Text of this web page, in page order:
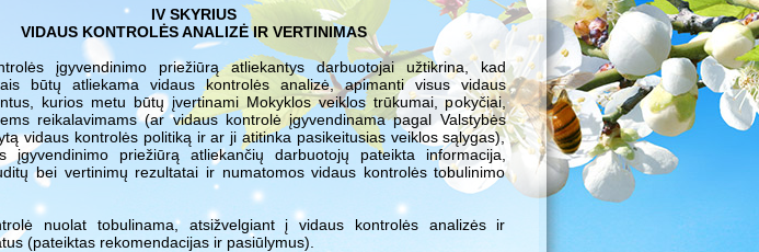
IV SKYRIUS
VIDAUS KONTROLĖS ANALIZĖ IR VERTINIMAS
įgyvendinimo priežiūrą atliekantys darbuotojai užtikrina, kad
būtų atliekama vidaus kontrolės analizė, apimanti visus vidaus
kurios metu būtų įvertinami Mokyklos veiklos trūkumai, pokyčiai,
reikalavimams (ar vidaus kontrolė įgyvendinama pagal Valstybės
vidaus kontrolės politiką ir ar ji atitinka pasikeitusias veiklos sąlygas),
įgyvendinimo priežiūrą atliekančių darbuotojų pateikta informacija,
bei vertinimų rezultatai ir numatomos vidaus kontrolės tobulinimo
nuolat tobulinama, atsižvelgiant į vidaus kontrolės analizės ir
(pateiktas rekomendacijas ir pasiūlymus).